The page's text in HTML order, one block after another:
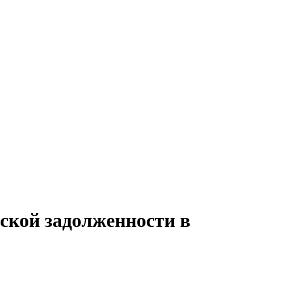
задолженности в